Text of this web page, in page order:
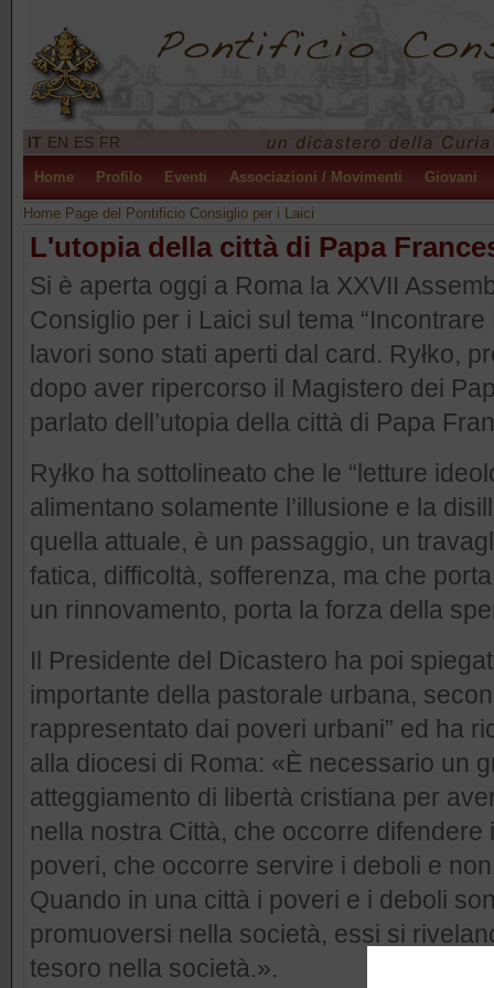
IT EN ES FR
Home Profilo Eventi Associazioni / Movimenti Giovani
Home Page del Pontificio Consiglio per i Laici
L'utopia della città di Papa
Si è aperta oggi a Roma la XXVII
Consiglio per i Laici sul tema
lavori sono stati aperti dal card. Ryłko,
dopo aver ripercorso il Magistero dei
parlato dell’utopia della città di Papa
Ryłko ha sottolineato che le “letture
alimentano solamente l’illusione e la
quella attuale, è un passaggio, un
fatica, difficoltà, sofferenza, ma che
un rinnovamento, porta la forza della
Il Presidente del Dicastero ha poi
importante della pastorale urbana,
rappresentato dai poveri urbani” ed ha
alla diocesi di Roma: «È necessario un
atteggiamento di libertà cristiana per
nella nostra Città, che occorre
poveri, che occorre servire i deboli e
Quando in una città i poveri e i deboli
promuoversi nella società, essi si
tesoro nella società.».